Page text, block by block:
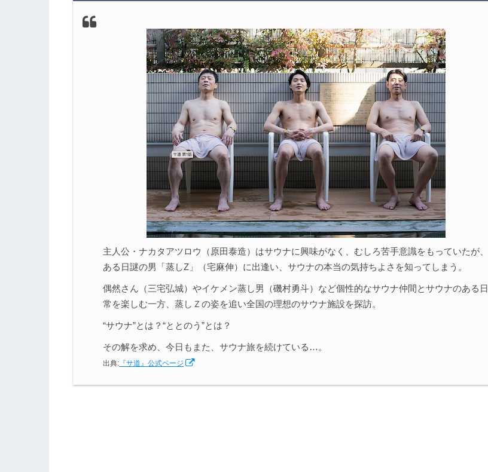
ととのった後の醍醐味、北欧カレー！
なぜ「ととのう」？温冷交代浴による効果「ととのう」とは？
『サ道』第1話あらすじ・ネタバレ感想まとめ
主人公・ナカタアツロウ（原田泰造）はサウナに興味がなく、むしろ苦手意識をもっていたが、
ある日謎の男「蒸しZ」（宅麻伸）に出逢い、サウナの本当の気持ちよさを知ってしまう。
偶然さん（三宅弘城）やイケメン蒸し男（磯村勇斗）など個性的なサウナ仲間とサウナのある日
常を楽しむ一方、蒸しＺの姿を追い全国の理想のサウナ施設を探訪。
“サウナ”とは？“ととのう”とは？
その解を求め、今日もまた、サウナ旅を続けている…。
出典: 『サ道』公式ページ